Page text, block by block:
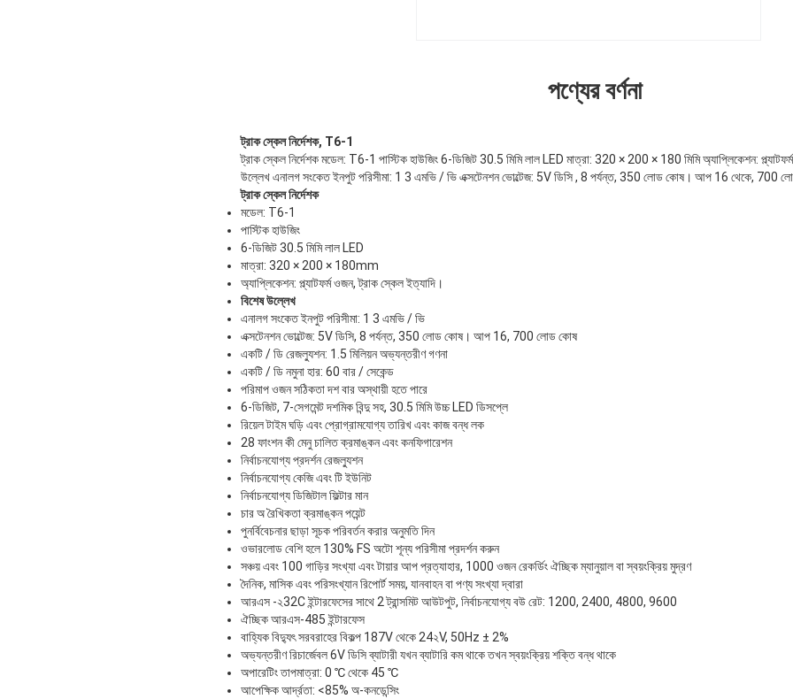
পণ্যের বর্ণনা
ট্রাক স্কেল নির্দেশক, T6-1
ট্রাক স্কেল নির্দেশক মডেল: T6-1 পাস্টিক হাউজিং 6-ডিজিট 30.5 মিমি লাল LED মাত্রা: 320 × 200 × 180 মিমি অ্যাপ্লিকেশন:
উল্লেখ এনালগ সংকেত ইনপুট পরিসীমা: 1 3 এমভি / ভি এক্সটেনশন ভোল্টেজ: 5V ডিসি , 8 পর্যন্ত, 350 লোড কোষ। আপ 16 থেকে, 700
ট্রাক স্কেল নির্দেশক
মডেল: T6-1
পাস্টিক হাউজিং
6-ডিজিট 30.5 মিমি লাল LED
মাত্রা: 320 × 200 × 180mm
অ্যাপ্লিকেশন: প্ল্যাটফর্ম ওজন, ট্রাক স্কেল ইত্যাদি।
বিশেষ উল্লেখ
এনালগ সংকেত ইনপুট পরিসীমা: 1 3 এমভি / ভি
এক্সটেনশন ভোল্টেজ: 5V ডিসি, 8 পর্যন্ত, 350 লোড কোষ। আপ 16, 700 লোড কোষ
একটি / ডি রেজল্যুশন: 1.5 মিলিয়ন অভ্যন্তরীণ গণনা
একটি / ডি নমুনা হার: 60 বার / সেকেন্ড
পরিমাপ ওজন সঠিকতা দশ বার অস্থায়ী হতে পারে
6-ডিজিট, 7-সেগমেন্ট দশমিক বিন্দু সহ, 30.5 মিমি উচ্চ LED ডিসপ্লে
রিয়েল টাইম ঘড়ি এবং প্রোগ্রামযোগ্য তারিখ এবং কাজ বন্ধ লক
28 ফাংশন কী মেনু চালিত ক্রমাঙ্কন এবং কনফিগারেশন
নির্বাচনযোগ্য প্রদর্শন রেজল্যুশন
নির্বাচনযোগ্য কেজি এবং টি ইউনিট
নির্বাচনযোগ্য ডিজিটাল ফিল্টার মান
চার অ রৈখিকতা ক্রমাঙ্কন পয়েন্ট
পুনর্বিবেচনার ছাড়া সূচক পরিবর্তন করার অনুমতি দিন
ওভারলোড বেশি হলে 130% FS অটো শূন্য পরিসীমা প্রদর্শন করুন
সঞ্চয় এবং 100 গাড়ির সংখ্যা এবং টায়ার আপ প্রত্যাহার, 1000 ওজন রেকর্ডিং ঐচ্ছিক ম্যানুয়াল বা স্বয়ংক্রিয় মুদ্রণ
দৈনিক, মাসিক এবং পরিসংখ্যান রিপোর্ট সময়, যানবাহন বা পণ্য সংখ্যা দ্বারা
আরএস -২32C ইন্টারফেসের সাথে 2 ট্রান্সমিট আউটপুট, নির্বাচনযোগ্য বউ রেট: 1200, 2400, 4800, 9600
ঐচ্ছিক আরএস-485 ইন্টারফেস
বাহ্যিক বিদ্যুৎ সরবরাহের বিকল্প 187V থেকে 24২V, 50Hz ± 2%
অভ্যন্তরীণ রিচার্জেবল 6V ডিসি ব্যাটারী যখন ব্যাটারি কম থাকে তখন স্বয়ংক্রিয় শক্তি বন্ধ থাকে
অপারেটিং তাপমাত্রা: 0 ℃ থেকে 45 ℃
আপেক্ষিক আর্দ্রতা: <85% অ-কনডেন্সিং